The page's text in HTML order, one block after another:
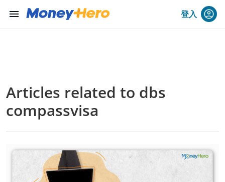
menu 登入
Articles related to dbs
compassvisa